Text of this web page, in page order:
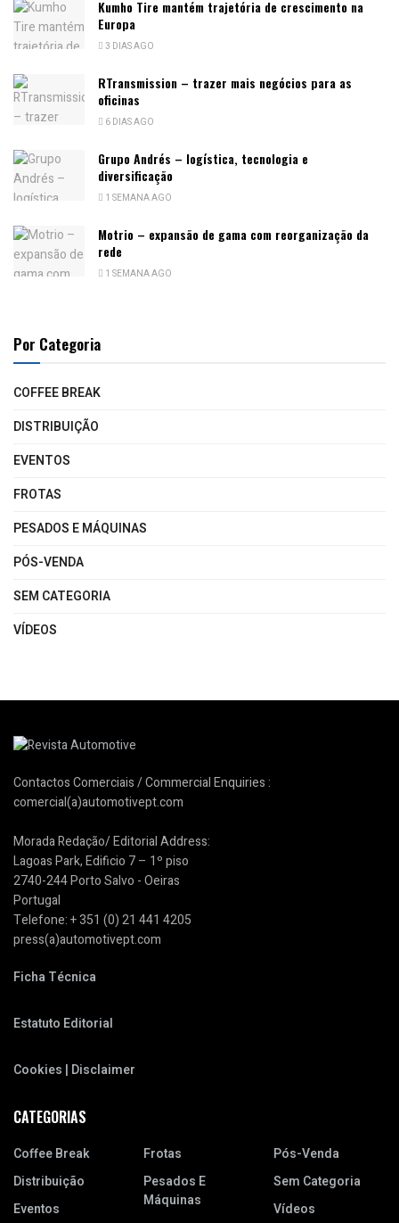
Kumho Tire mantém trajetória de crescimento na
Europa
3 DIAS AGO
RTransmission – trazer mais negócios para as
oficinas
6 DIAS AGO
Grupo Andrés – logística, tecnologia e
diversificação
1 SEMANA AGO
Motrio – expansão de gama com reorganização da
rede
1 SEMANA AGO
Por Categoria
COFFEE BREAK
DISTRIBUIÇÃO
EVENTOS
FROTAS
PESADOS E MÁQUINAS
PÓS-VENDA
SEM CATEGORIA
VÍDEOS
Contactos Comerciais / Commercial Enquiries :
comercial(a)automotivept.com
Morada Redação/ Editorial Address:
Lagoas Park, Edificio 7 – 1º piso
2740-244 Porto Salvo - Oeiras
Portugal
Telefone: + 351 (0) 21 441 4205
press(a)automotivept.com
Ficha Técnica
Estatuto Editorial
Cookies | Disclaimer
CATEGORIAS
Coffee Break
Distribuição
Eventos
Frotas
Pesados E
Máquinas
Pós-Venda
Sem Categoria
Vídeos